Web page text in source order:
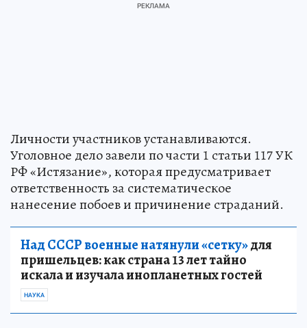
Личности участников устанавливаются.
Уголовное дело завели по части 1 статьи 117 УК
РФ «Истязание», которая предусматривает
ответственность за систематическое
нанесение побоев и причинение страданий.
Над СССР военные натянули «сетку»для
пришельцев: как страна 13 лет тайно
искала и изучала инопланетных гостей
НАУКА